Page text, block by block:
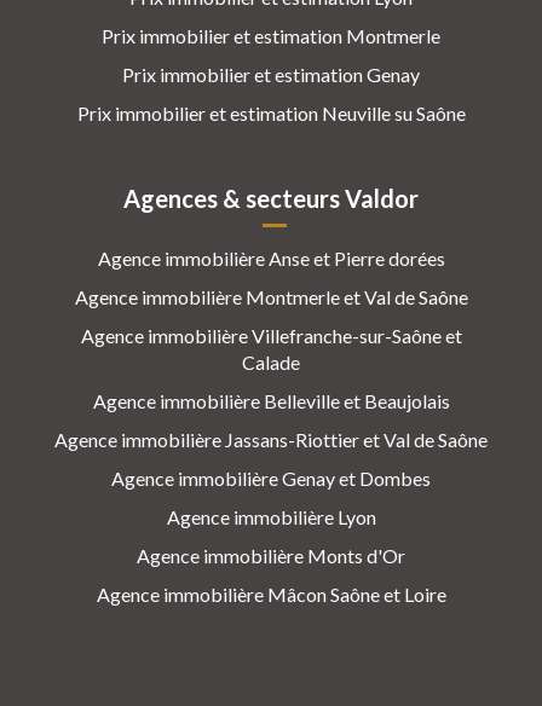
Prix immobilier et estimation Montmerle
Prix immobilier et estimation Genay
Prix immobilier et estimation Neuville su Saône
Agences & secteurs Valdor
Agence immobilière Anse et Pierre dorées
Agence immobilière Montmerle et Val de Saône
Agence immobilière Villefranche-sur-Saône et
Calade
Agence immobilière Belleville et Beaujolais
Agence immobilière Jassans-Riottier et Val de Saône
Agence immobilière Genay et Dombes
Agence immobilière Lyon
Agence immobilière Monts d'Or
Agence immobilière Mâcon Saône et Loire